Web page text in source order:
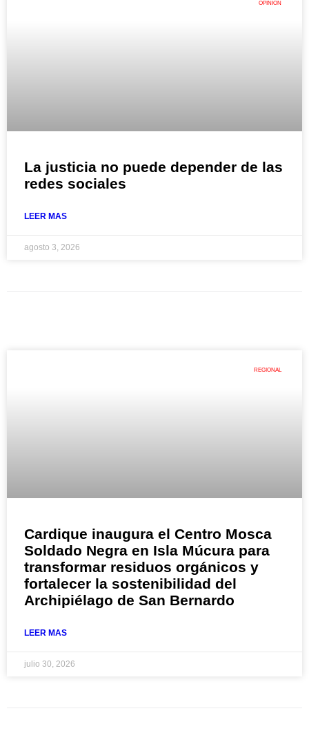
OPINIÓN
La justicia no puede depender de las
redes sociales
LEER MAS
agosto 3, 2026
REGIONAL
Cardique inaugura el Centro Mosca
Soldado Negra en Isla Múcura para
transformar residuos orgánicos y
fortalecer la sostenibilidad del
Archipiélago de San Bernardo
LEER MAS
julio 30, 2026